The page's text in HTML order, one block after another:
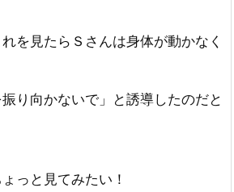
を見たらＳさんは身体が動かなく
り向かないで」と誘導したのだと
っと見てみたい！